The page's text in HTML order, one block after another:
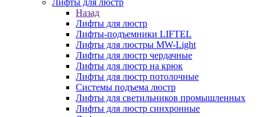
Лифты для люстр
Назад
Лифты для люстр
Лифты-подъемники LIFTEL
Лифты для люстры MW-Light
Лифты для люстр чердачные
Лифты для люстр на крюк
Лифты для люстр потолочные
Системы подъема люстр
Лифты для светильников промышленных
Лифты для люстр синхронные